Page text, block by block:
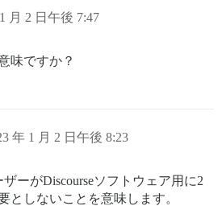
月 2 日午後 7:47
味ですか？
年 1 月 2 日午後 8:23
ーがDiscourseソフトウェア用に2
としないことを意味します。